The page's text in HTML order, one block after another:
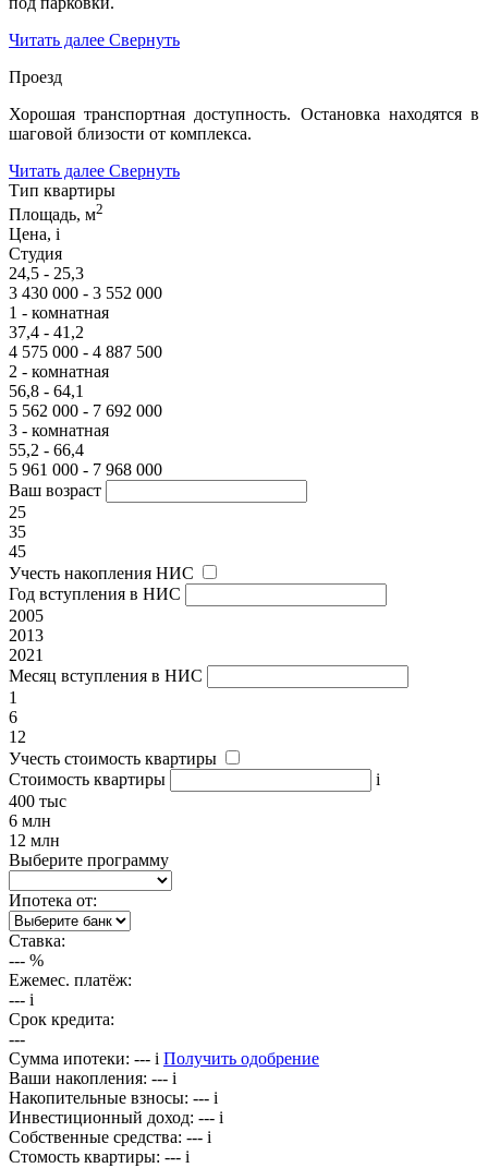
Читать далее Свернуть
Проезд
Хорошая транспортная доступность. Остановка находятся в
шаговой близости от комплекса.
Читать далее Свернуть
Тип квартиры
Площадь, м2
Цена, i
Студия
24,5 - 25,3
3 430 000 - 3 552 000
1 - комнатная
37,4 - 41,2
4 575 000 - 4 887 500
2 - комнатная
56,8 - 64,1
5 562 000 - 7 692 000
3 - комнатная
55,2 - 66,4
5 961 000 - 7 968 000
Ваш возраст
25
35
45
Учесть накопления НИС
Год вступления в НИС
2005
2013
2021
Месяц вступления в НИС
1
6
12
Учесть стоимость квартиры
Стоимость квартиры
i
400 тыс
6 млн
12 млн
Выберите программу
Ипотека от:
Ставка:
--- %
Ежемес. платёж:
--- i
Срок кредита:
---
Сумма ипотеки: --- i Получить одобрение
Ваши накопления: --- i
Накопительные взносы: --- i
Инвестиционный доход: --- i
Собственные средства: --- i
Стомость квартиры: --- i